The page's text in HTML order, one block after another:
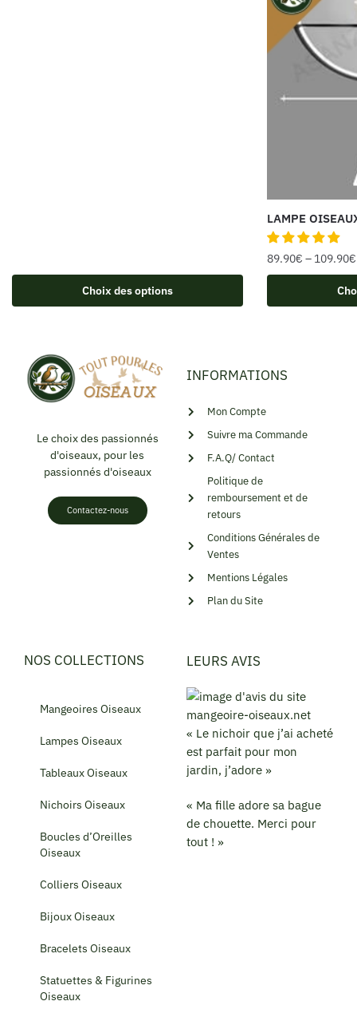
Choix des options
LAMPE
89.90€ – 109.90€
Le choix des passionnés
d'oiseaux, pour les
passionnés d'oiseaux
Contactez-nous
INFORMATIONS
Mon Compte
Suivre ma Commande
F.A.Q/ Contact
Politique de
remboursement et de
retours
Conditions Générales de
Ventes
Mentions Légales
Plan du Site
NOS COLLECTIONS
Mangeoires Oiseaux
Lampes Oiseaux
Tableaux Oiseaux
Nichoirs Oiseaux
Boucles d’Oreilles
Oiseaux
Colliers Oiseaux
Bijoux Oiseaux
Bracelets Oiseaux
Statuettes & Figurines
Oiseaux
LEURS AVIS
« Le nichoir que j’ai acheté
est parfait pour mon
jardin, j’adore »
« Ma fille adore sa bague
de chouette. Merci pour
tout ! »